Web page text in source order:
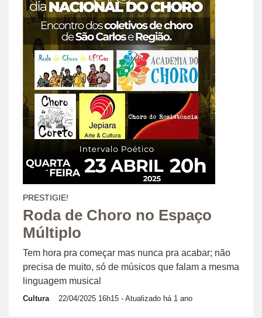
PRESTIGIE!
Roda de Choro no Espaço
Múltiplo
Tem hora pra começar mas nunca pra acabar; não
precisa de muito, só de músicos que falam a mesma
linguagem musical
Cultura 22/04/2025 16h15 - Atualizado há 1 ano